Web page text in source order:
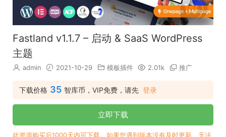
Fastland v1.1.7 – 启动 & SaaS WordPress
主题
admin 2021-10-29 模板插件 2.01k 推广
下载价格 35 智库币，VIP免费，请先 登录
立即下载
此资源购买后1000天内可下载。如果您遇到版本没有及时更新、无法